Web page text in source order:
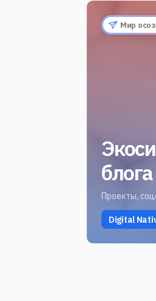
Мир
Проекты,
Digital